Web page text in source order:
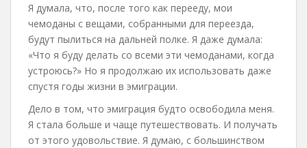
Я думала, что, после того как перееду, мои
чемоданы с вещами, собранными для переезда,
будут пылиться на дальней полке. Я даже думала:
«Что я буду делать со всеми эти чемоданами, когда
устроюсь?» Но я продолжаю их использовать даже
спустя годы жизни в эмиграции.
Дело в том, что эмиграция будто освободила меня.
Я стала больше и чаще путешествовать. И получать
от этого удовольствие. Я думаю, с большинством